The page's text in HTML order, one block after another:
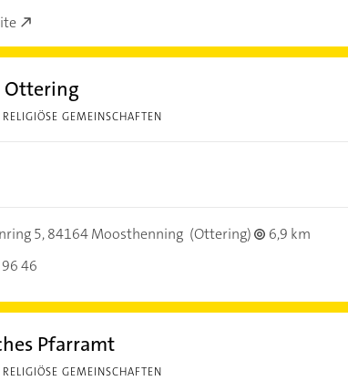
Ottering
GEMEINSCHAFTEN
5,84164 Moosthenning (Ottering)
6,9 km
46
Pfarramt
GEMEINSCHAFTEN